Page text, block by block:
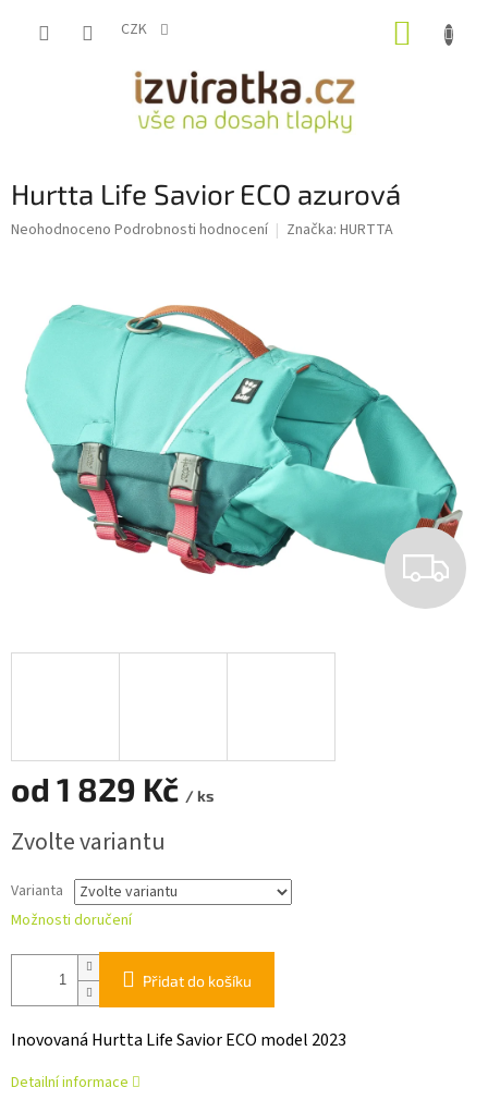
CZK
Hurtta Life Savior ECO azurová
Průměrné
hvězdiček.
Neohodnoceno Podrobnosti hodnocení Značka: HURTTA
Z
D
od 1 829 Kč / ks
cena:
Zvolte variantu
Varianta
Možnosti doručení
Přidat do košíku
Inovovaná Hurtta Life Savior ECO model 2023
Detailní informace